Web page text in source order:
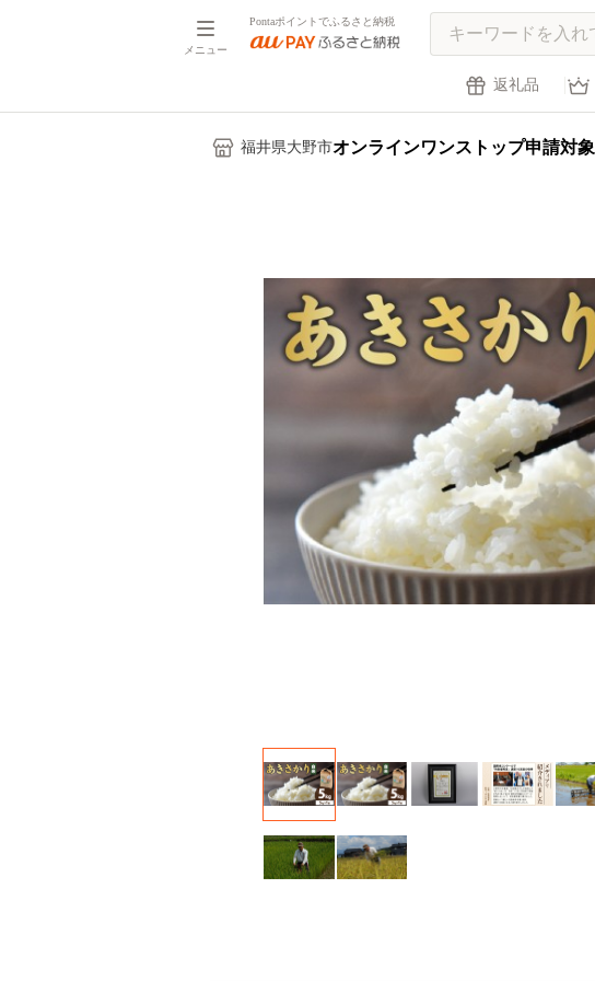
メニュー
Pontaポイントでふるさと納税
返礼品
福井県大野市オンラインワンストップ申請対象